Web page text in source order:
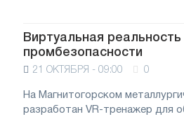
Виртуальная
промбезопасности
21 ОКТЯБРЯ - 09:00 0
На Магнитогорском
разработан VR-тренажер для